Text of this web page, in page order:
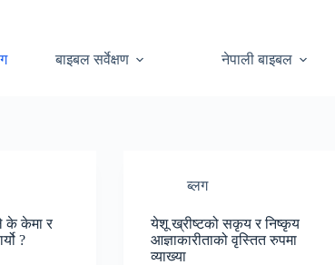
बाइबल सर्वेक्षण नेपाली बाइबल
के केमा र
?
ब्लग
येशू ख्रीष्टको सकृय र निष्कृय
आज्ञाकारीताको वृस्तित रुपमा
व्याख्या